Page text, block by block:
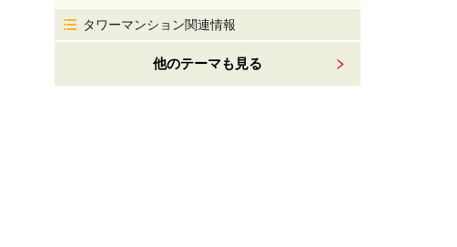
タワーマンション関連情報
他のテーマも見る